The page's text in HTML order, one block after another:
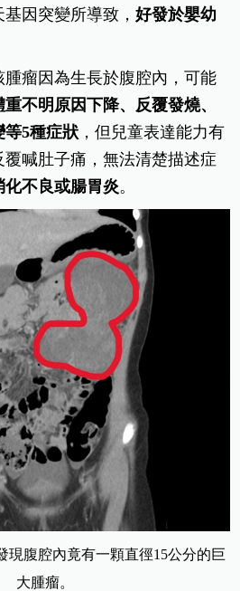
因突變所導致，好發於嬰幼
瘤因為生長於腹腔內，可能
不明原因下降、反覆發燒、
等5種症狀 ，但兒童表達能力有
喊肚子痛，無法清楚描述症
化不良或腸胃炎。
現腹腔內竟有一顆直徑15公分的巨
大腫瘤。